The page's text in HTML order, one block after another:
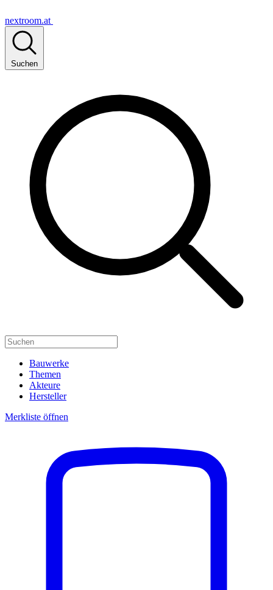
nextroom.at
Suchen
Bauwerke
Themen
Akteure
Hersteller
Merkliste öffnen